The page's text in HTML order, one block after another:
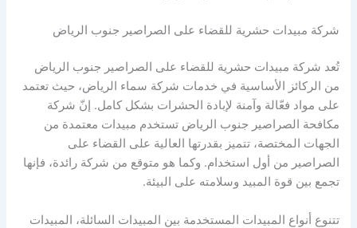
شركة مبيدات حشرية للقضاء على الصراصير جنوب الرياض
تُعد شركة مبيدات حشرية للقضاء على الصراصير جنوب الرياض
من الركائز الأساسية في خدمات شركة سماء الرياض، حيث تعتمد
على مواد فعّالة وآمنة لإبادة الحشرات بشكل كامل. إنّ شركة
مكافحة الصراصير جنوب الرياض تستخدم مبيدات معتمدة من
الجهات المختصة، تتميز بقدرتها العالية على القضاء على
الصراصير من أول استخدام. وكما هو متوقع من شركة رائدة، فإنها
تجمع بين قوة المبيد وسلامته على البيئة.
تتنوع أنواع المبيدات المستخدمة بين المبيدات السائلة، المبيدات